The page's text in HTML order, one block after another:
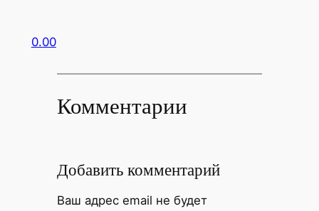
0.00
Комментарии
Добавить комментарий
Ваш адрес email не будет